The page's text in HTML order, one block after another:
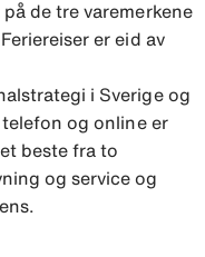
de tre varemerkene
er eid av
i Sverige og
og online er
beste fra to
og service og